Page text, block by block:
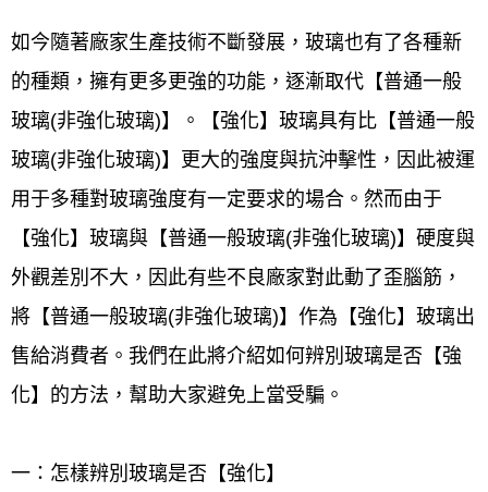
如今隨著廠家生產技術不斷發展，玻璃也有了各種新
的種類，擁有更多更強的功能，逐漸取代【普通一般
玻璃(非強化玻璃)】。【強化】玻璃具有比【普通一般
玻璃(非強化玻璃)】更大的強度與抗沖擊性，因此被運
用于多種對玻璃強度有一定要求的場合。然而由于
【強化】玻璃與【普通一般玻璃(非強化玻璃)】硬度與
外觀差別不大，因此有些不良廠家對此動了歪腦筋，
將【普通一般玻璃(非強化玻璃)】作為【強化】玻璃出
售給消費者。我們在此將介紹如何辨別玻璃是否【強
化】的方法，幫助大家避免上當受騙。
一：怎樣辨別玻璃是否【強化】